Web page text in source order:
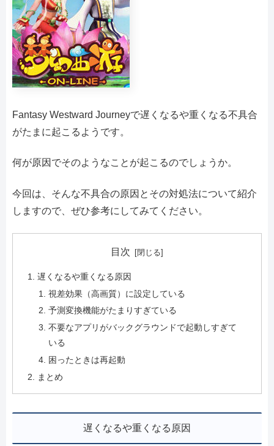
Fantasy Westward Journeyで遅くなるや重くなる不具合
がたまに起こるようです。
何が原因でそのようなことが起こるのでしょうか。
今回は、そんな不具合の原因とその対処法について紹介
しますので、ぜひ参考にしてみてください。
目次
遅くなるや重くなる原因
視差効果（高画質）に設定している
予測変換機能がたまりすぎている
不要なアプリがバックグラウンドで起動しすぎて
いる
困ったときは再起動
まとめ
遅くなるや重くなる原因